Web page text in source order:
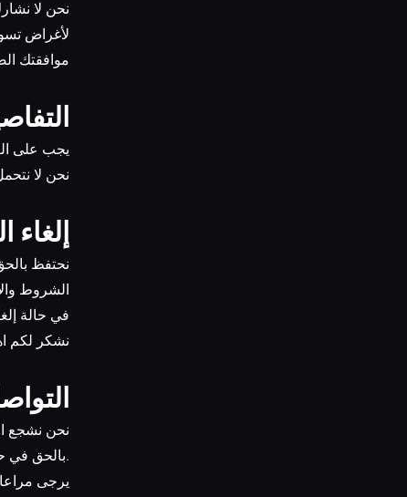
لأغراض
موافقتك
9.
12.1 يجب
12.2 نحن
10.
الشروط
13.2 في حالة
نشكر لكم
11.
بالحق في حذف أو تعديل أي محتوى غير لائق أو مسيء على صفحاتنا الرسمية.